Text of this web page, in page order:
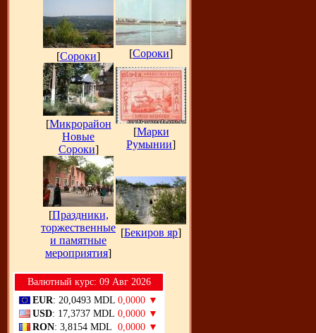
[Сороки] [Сороки]
[Микрорайон
Новые
Сороки]
[Марки
Румынии]
[Праздники,
торжественные
и памятные
мероприятия]
[Бекиров яр]
Bалютный курс: 09 Авг 2026
EUR: 20,0493 MDL 0,0000 ▼
USD: 17,3737 MDL 0,0000 ▼
RON: 3,8154 MDL 0,0000 ▼